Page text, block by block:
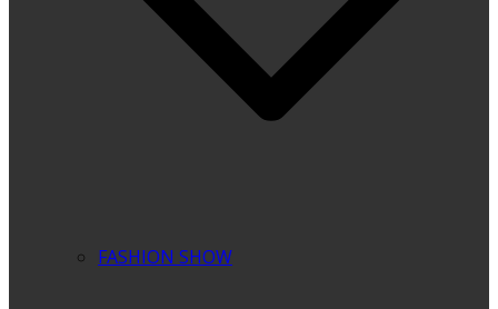
FASHION SHOW